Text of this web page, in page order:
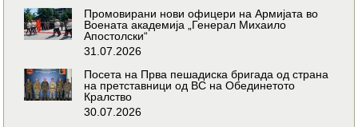
Промовирани нови офицери на Армијата во
Воената академија „Генерал Михаило
Апостолски“
31.07.2026
Посета на Прва пешадиска бригада од страна
на претставници од ВС на Обединетото
Кралство
30.07.2026